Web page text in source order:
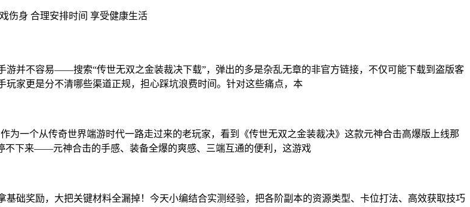
伤身 合理安排时间 享受健康生活
并不容易——搜索“传世无双之金装裁决下载”，弹出的多是杂乱无章的非官方链接，不仅可能下载到盗版客
家更是分不清哪些渠道正规，担心踩坑浪费时间。针对这些痛点，本
为一个从传奇世界端游时代一路走过来的老玩家，看到《传世无双之金装裁决》这款元神合击高爆版上线那
不下来——元神合击的手感、装备全爆的爽感、三端互通的便利，这游戏
础奖励，大把关键材料全漏掉！今天小编结合实测经验，把各阶副本的资源类型、卡位打法、高效获取技巧